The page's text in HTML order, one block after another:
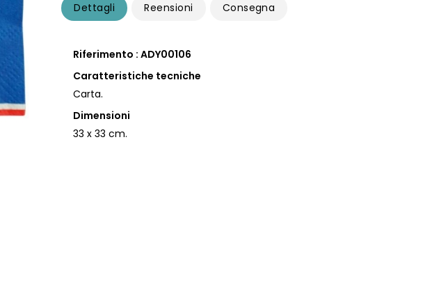
Dettagli Reensioni Consegna
Riferimento : ADY00106
Caratteristiche tecniche
Carta.
Dimensioni
33 x 33 cm.